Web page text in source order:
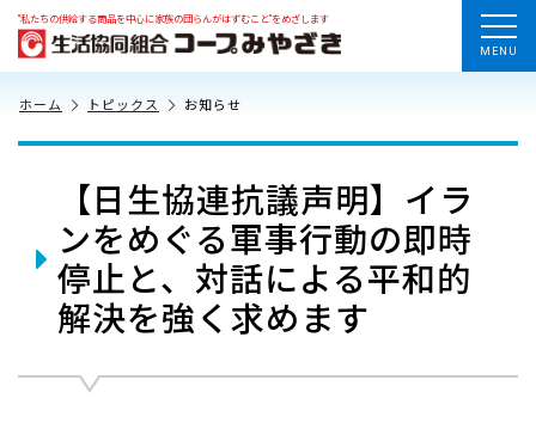
“私たちの供給する商品を中心に家族の団らんがはずむこと”をめざします
MENU
ホーム トピックス お知らせ
【日生協連抗議声明】イラ
ンをめぐる軍事行動の即時
停止と、対話による平和的
解決を強く求めます